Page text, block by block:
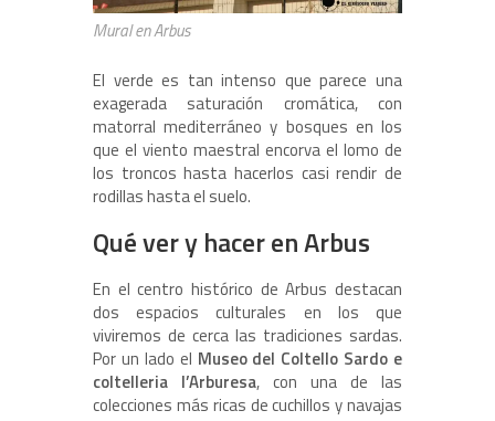
Mural en Arbus
El verde es tan intenso que parece una
exagerada saturación cromática, con
matorral mediterráneo y bosques en los
que el viento maestral encorva el lomo de
los troncos hasta hacerlos casi rendir de
rodillas hasta el suelo.
Qué ver y hacer en Arbus
En el centro histórico de Arbus destacan
dos espacios culturales en los que
viviremos de cerca las tradiciones sardas.
Por un lado el Museo del Coltello Sardo e
coltelleria l’Arburesa, con una de las
colecciones más ricas de cuchillos y navajas